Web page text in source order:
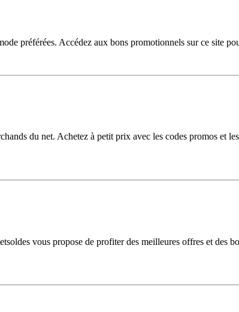
préférées. Accédez aux bons promotionnels sur ce site
du net. Achetez à petit prix avec les codes promos et
vous propose de profiter des meilleures offres et des